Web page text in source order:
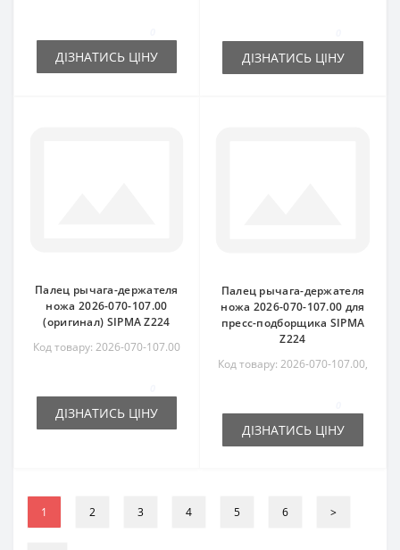
ДІЗНАТИСЬ ЦІНУ ДІЗНАТИСЬ ЦІНУ
Палец рычага-держателя
ножа 2026-070-107.00
(оригинал) SIPMA Z224
Код товару: 2026-070-107.00
ДІЗНАТИСЬ ЦІНУ
Палец рычага-держателя
ножа 2026-070-107.00 для
пресс-подборщика SIPMA
Z224
Код товару: 2026-070-107.00,
ДІЗНАТИСЬ ЦІНУ
1 2 3 4 5 6 >